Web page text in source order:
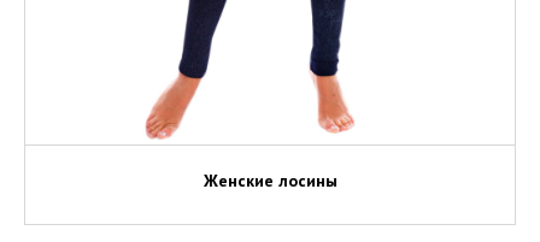
Женские лосины